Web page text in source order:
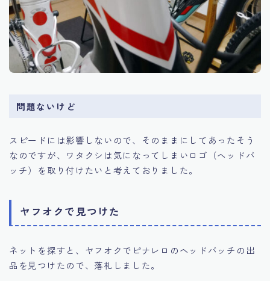
問題ないけど
スピードには影響しないので、そのままにしてあったそう
なのですが、ワタクシは気になってしまいロゴ（ヘッドバ
ッチ）を取り付けたいと考えておりました。
ヤフオクで見つけた
ネットを探すと、ヤフオクでピナレロのヘッドバッチの出
品を見つけたので、落札しました。